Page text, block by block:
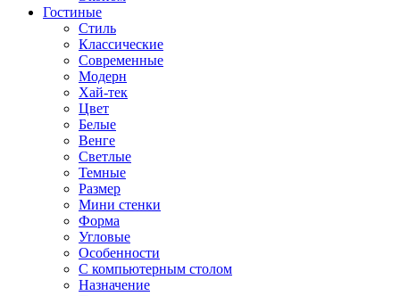
Гостиные
Стиль
Классические
Современные
Модерн
Хай-тек
Цвет
Белые
Венге
Светлые
Темные
Размер
Мини стенки
Форма
Угловые
Особенности
С компьютерным столом
Назначение